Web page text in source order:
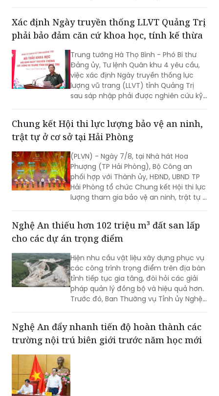
Xác định Ngày truyền thống LLVT Quảng Trị
phải bảo đảm căn cứ khoa học, tính kế thừa
Trung tướng Hà Thọ Bình - Phó Bí thư
Đảng ủy, Tư lệnh Quân khu 4 yêu cầu,
việc xác định Ngày truyền thống lực
lượng vũ trang (LLVT) tỉnh Quảng Trị
sau sáp nhập phải được nghiên cứu kỹ
Chung kết Hội thi lực lượng bảo vệ an ninh,
trật tự ở cơ sở tại Hải Phòng
(PLVN) - Ngày 7/8, tại Nhà hát Hoa
Phượng (TP Hải Phòng), Bộ Công an
phối hợp với Thành ủy, HĐND, UBND TP
Hải Phòng tổ chức Chung kết Hội thi lực
lượng tham gia bảo vệ an ninh, trật tự ở
niềm tin. Vì an ninh Tổ quốc và bình yên
cuộc sống".
Nghệ An thiếu hơn 102 triệu m³ đất san lấp
cho các dự án trọng điểm
Hiện nhu cầu vật liệu xây dựng phục vụ
các công trình trọng điểm trên địa bàn
tỉnh tiếp tục gia tăng, đòi hỏi các giải
pháp quản lý đồng bộ và hiệu quả hơn.
Trước đó, Ban Thường vụ Tỉnh ủy Nghệ
sản trên địa bàn tỉnh.
Nghệ An đẩy nhanh tiến độ hoàn thành các
trường nội trú biên giới trước năm học mới